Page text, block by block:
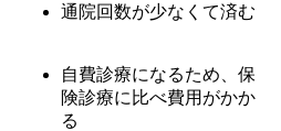
通院回数が少なくて済む
自費診療になるため、保
険診療に比べ費用がかか
る